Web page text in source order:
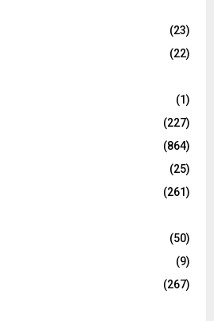
(23)
(22)
(1)
(227)
(864)
(25)
(261)
(50)
(9)
(267)